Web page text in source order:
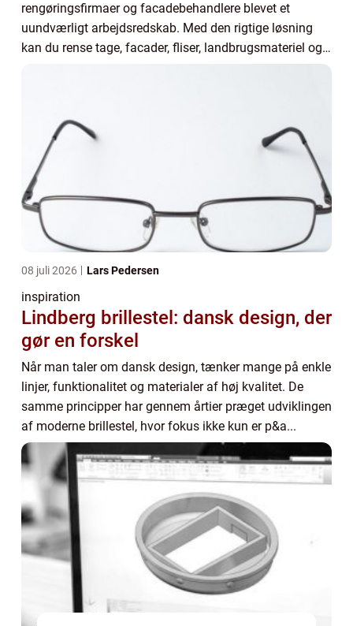
rengøringsfirmaer og facadebehandlere blevet et
uundværligt arbejdsredskab. Med den rigtige løsning
kan du rense tage, facader, fliser, landbrugsmateriel og
industrimaskiner hurtigt og effektivt uden at gå p...
08 juli 2026 Lars Pedersen
inspiration
Lindberg brillestel: dansk design, der
gør en forskel
Når man taler om dansk design, tænker mange på enkle
linjer, funktionalitet og materialer af høj kvalitet. De
samme principper har gennem årtier præget udviklingen
af moderne brillestel, hvor fokus ikke kun er p&a...